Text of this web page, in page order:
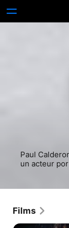
Paul
un acteur
Films